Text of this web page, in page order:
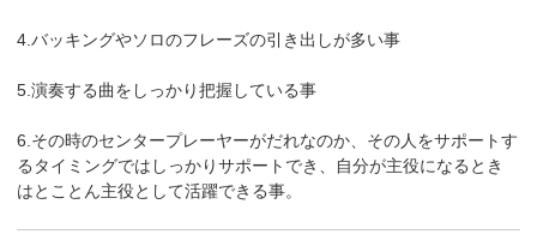
4.バッキングやソロのフレーズの引き出しが多い事
5.演奏する曲をしっかり把握している事
6.その時のセンタープレーヤーがだれなのか、その人をサポートす
るタイミングではしっかりサポートでき、自分が主役になるとき
はとことん主役として活躍できる事。